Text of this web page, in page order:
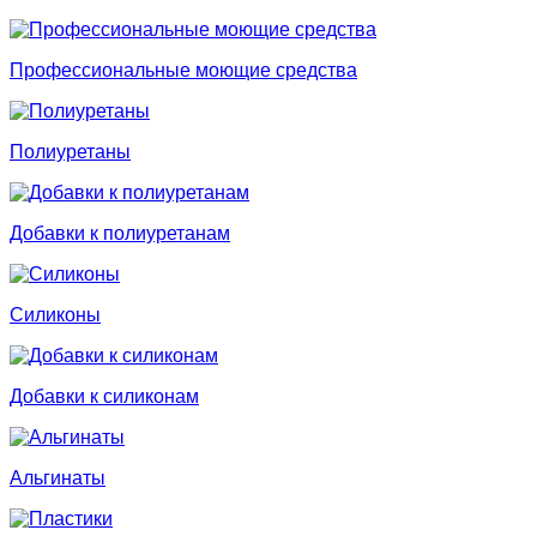
Профессиональные моющие средства
Полиуретаны
Добавки к полиуретанам
Силиконы
Добавки к силиконам
Альгинаты